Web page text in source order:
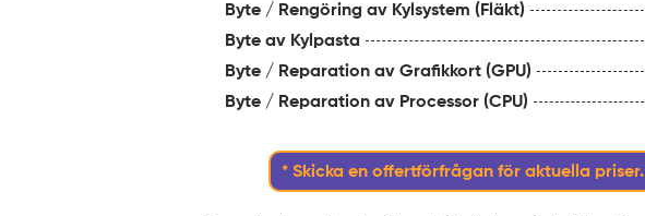
Byte / Rengöring av Kylsystem (Fläkt)
Byte av Kylpasta
Byte / Reparation av Grafikkort (GPU)
Byte / Reparation av Processor (CPU)
* Skicka en offertförfrågan för aktuella priser.